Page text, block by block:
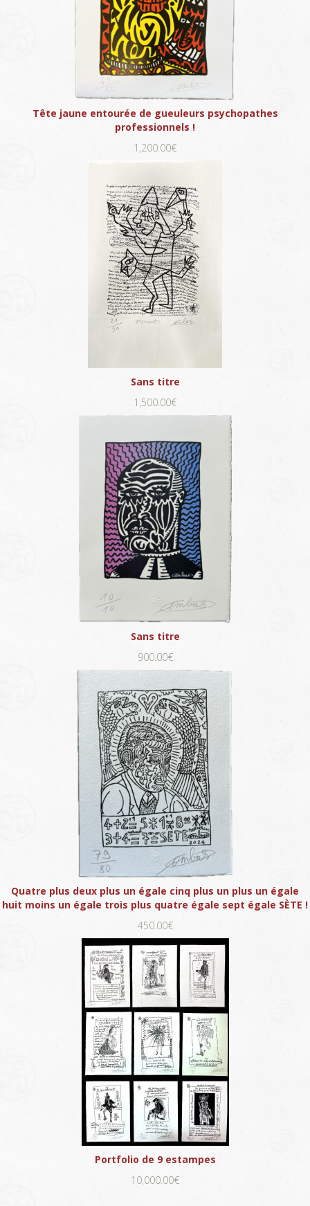
Tête jaune entourée de gueuleurs psychopathes
professionnels !
1,200.00€
Sans titre
1,500.00€
Sans titre
900.00€
Quatre plus deux plus un égale cinq plus un plus un égale
huit moins un égale trois plus quatre égale sept égale SÈTE !
450.00€
Portfolio de 9 estampes
10,000.00€